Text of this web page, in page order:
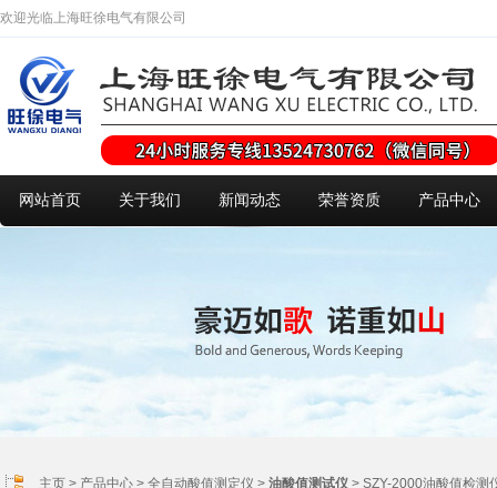
欢迎光临上海旺徐电气有限公司
网站首页 关于我们 新闻动态 荣誉资质 产品中心
主页 > 产品中心 > 全自动酸值测定仪 > 油酸值测试仪 > SZY-2000油酸值检测